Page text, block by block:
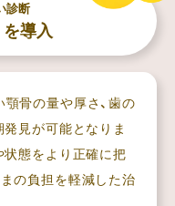
診断
を導入
骨の量や厚さ、歯の
見が可能となりま
状態をより正確に把
の負担を軽減した治